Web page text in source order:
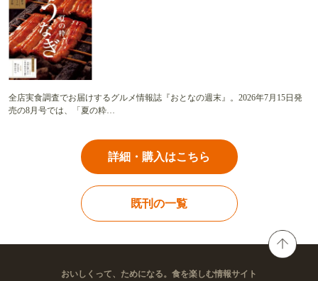
全店実食調査でお届けするグルメ情報誌『おとなの週末』。2026年7月15日発
売の8月号では、「夏の粋…
詳細・購入はこちら
既刊の一覧
おいしくって、ためになる。食を楽しむ情報サイト